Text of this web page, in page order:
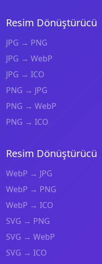
Resim Dönüştürücü
JPG → PNG
JPG → WebP
JPG → ICO
PNG → JPG
PNG → WebP
PNG → ICO
Resim Dönüştürücü
WebP → JPG
WebP → PNG
WebP → ICO
SVG → PNG
SVG → WebP
SVG → ICO